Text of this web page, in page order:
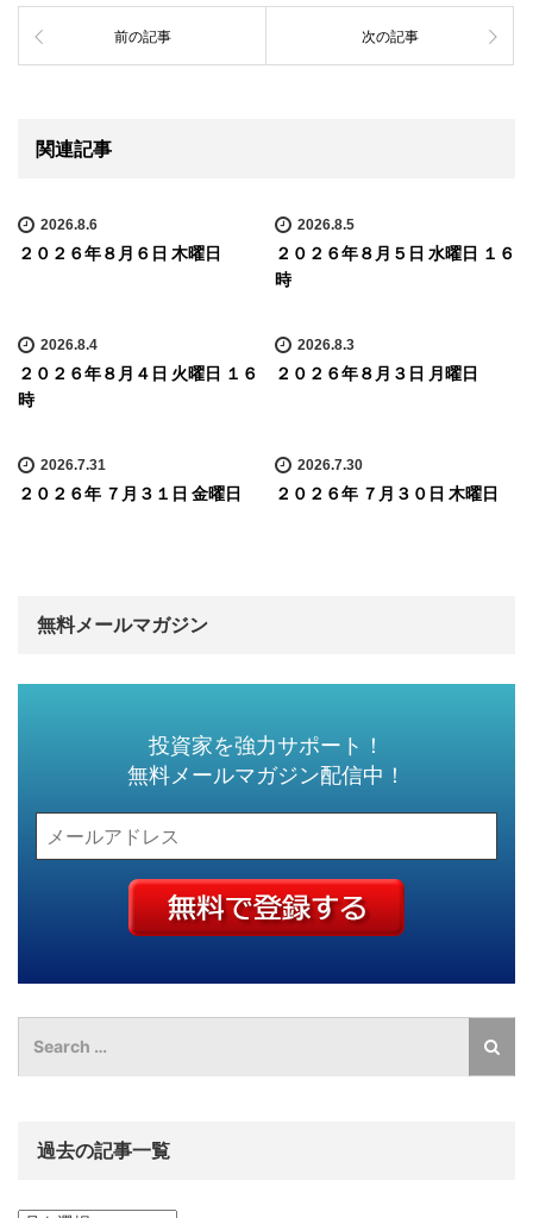
前の記事 次の記事
関連記事
2026.8.6
２０２６年８月６日 木曜日
2026.8.5
２０２６年８月５日 水曜日 １６
時
2026.8.4
２０２６年８月４日 火曜日 １６
時
2026.8.3
２０２６年８月３日 月曜日
2026.7.31
２０２６年 ７月３１日 金曜日
2026.7.30
２０２６年 ７月３０日 木曜日
無料メールマガジン
投資家を強力サポート！
無料メールマガジン配信中！
過去の記事一覧